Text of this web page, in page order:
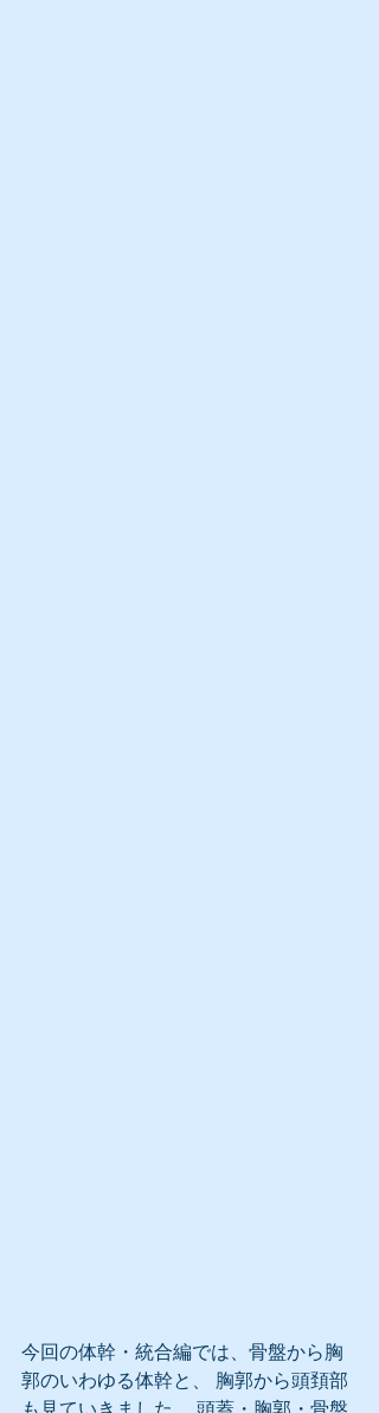
今回の体幹・統合編では、骨盤から胸
郭のいわゆる体幹と、 胸郭から頭頚部
も見ていきました。 頭蓋・胸郭・骨盤